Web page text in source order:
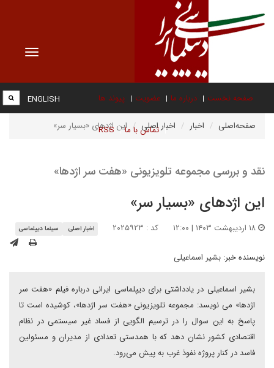
Toggle
صفحه نخست درباره ما عضویت پیوند ها
تماس با ما RSS
ENGLISH
صفحه‌اصلی اخبار اخبار اصلی این اژدهای «بسیار سر»
نقد و بررسی مجموعه تلویزیونی «هفت سر اژدها»
این اژدهای «بسیار سر»
کد : ۲۰۲۵۹۲۳ اخبار اصلی سینما دیپلماسی
نویسنده خبر: بشیر اسماعیلی
بشیر اسماعیلی در یادداشتی برای دیپلماسی ایرانی درباره فیلم «هفت سر
اژدها» می نویسد: مجموعه تلویزیونی «هفت سر اژدها»، کوشیده است تا
پاسخ به این سوال را در ترسیم الگویی از فساد غیر سیستمی در نظام
اقتصادی کشور نشان دهد که با همدستی تعدادی از مدیران و مسئولین
فاسد در کنار پروژه نفوذ غرب به پیش می‌رود.